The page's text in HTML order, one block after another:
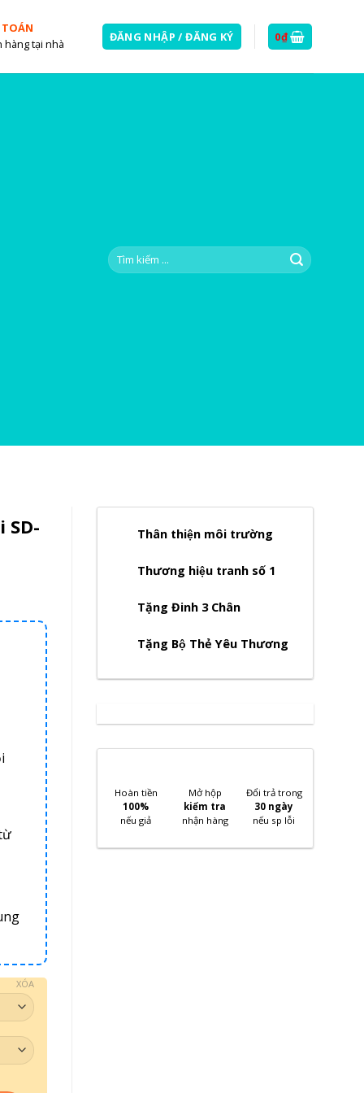
hàng tại nhà
ĐĂNG NHẬP / ĐĂNG KÝ 0₫
Tìm
kiếm:
SD-
XÓA
Thân thiện môi trường
Thương hiệu tranh số 1
Tặng Đinh 3 Chân
Tặng Bộ Thẻ Yêu Thương
Hoàn tiền
100%
nếu giả
Mở hộp
kiểm tra
nhận hàng
Đổi trả trong
30 ngày
nếu sp lỗi